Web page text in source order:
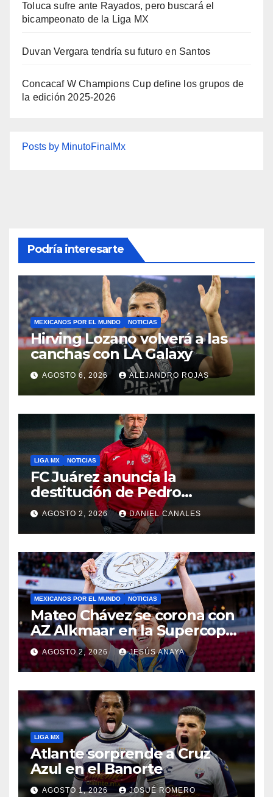
Toluca sufre ante Rayados, pero buscará el
bicampeonato de la Liga MX
Duvan Vergara tendría su futuro en Santos
Concacaf W Champions Cup define los grupos de
la edición 2025-2026
Posts by MinutoFinalMx
Podría interesarte
MEXICANOS POR EL MUNDO NOTICIAS
Hirving Lozano volverá a las
canchas con LA Galaxy
AGOSTO 6, 2026 ALEJANDRO ROJAS
LIGA MX NOTICIAS
FC Juárez anuncia la
destitución de Pedro
Caixinha
AGOSTO 2, 2026 DANIEL CANALES
MEXICANOS POR EL MUNDO NOTICIAS
Mateo Chávez se corona con
AZ Alkmaar en la Supercopa
de Países Bajos
AGOSTO 2, 2026 JESÚS ANAYA
LIGA MX
Atlante sorprende a Cruz
Azul en el Banorte
AGOSTO 1, 2026 JOSUÉ ROMERO